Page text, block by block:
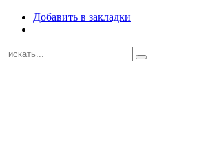
Добавить в закладки